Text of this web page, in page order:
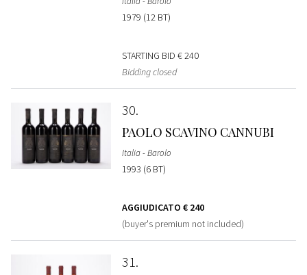
1979 (12 BT)
STARTING BID € 240
Bidding closed
30
PAOLO SCAVINO CANNUBI
Italia - Barolo
1993 (6 BT)
AGGIUDICATO € 240
(buyer's premium not included)
31